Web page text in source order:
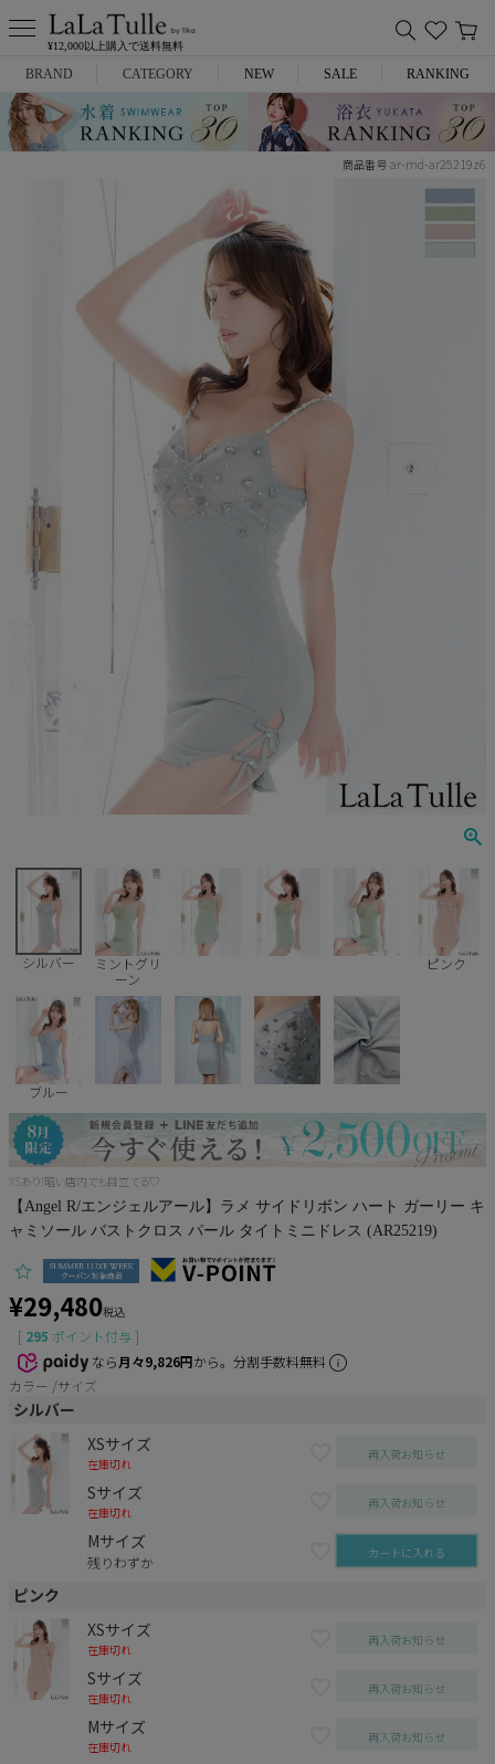
¥12,000以上購入で送料無料
BRAND
Anella
Veautt
PURESS
GLAMOROUS
JENNNY
COMEX
Pleaser
CATEGORY
ミニドレス
キャバヒール
ランジェリー
コスプレ
NEW SALE RANKING
商品番号 ar-md-ar25219z6
シルバー
ミントグリ
ーン
ピンク
ブルー
XSあり!暗い店内でも目立てる♡
【Angel R/エンジェルアール】ラメ サイドリボン ハート ガーリー キ
ャミソール バストクロス パール タイトミニドレス (AR25219)
¥29,480税込
[ 295 ポイント付与 ]
なら月々9,826円から。分割手数料無料
カラー
サイズ
シルバー
XSサイズ
在庫切れ
再入荷お知らせ
Sサイズ
在庫切れ
再入荷お知らせ
Mサイズ
残りわずか カートに入れる
ピンク
XSサイズ
在庫切れ
再入荷お知らせ
Sサイズ
在庫切れ
再入荷お知らせ
Mサイズ
在庫切れ
再入荷お知らせ